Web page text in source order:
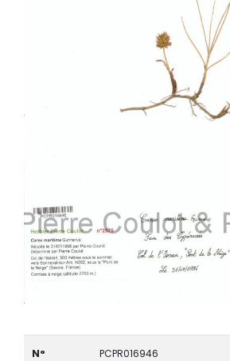
N° PCPR016946